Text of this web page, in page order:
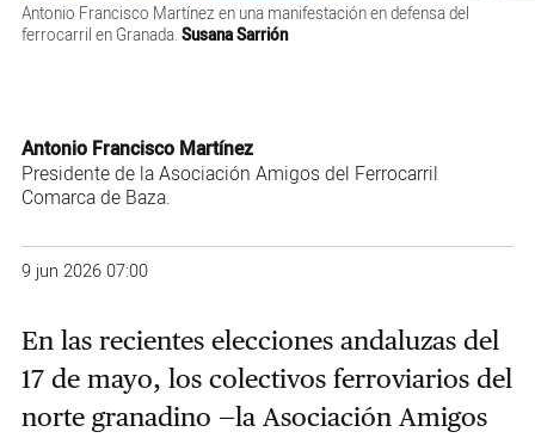
Antonio Francisco Martínez en una manifestación en defensa del
ferrocarril en Granada. Susana Sarrión
Antonio Francisco Martínez
Presidente de la Asociación Amigos del Ferrocarril
Comarca de Baza.
9 jun 2026 07:00
En las recientes elecciones andaluzas del
17 de mayo, los colectivos ferroviarios del
norte granadino —la Asociación Amigos